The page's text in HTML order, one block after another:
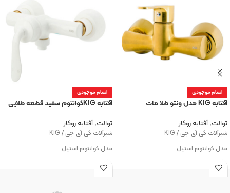
اتمام موجودی
آفتابه KIG مدل ونتو طلا مات
توالت,آفتابه روکار
شیرآلات کی آی جی / KIG
مدل کوانتوم استیل
اتمام موجودی
آفتابه KIGکوانتوم سفید قطعه طلایی
توالت,آفتابه روکار
شیرآلات کی آی جی / KIG
مدل کوانتوم استیل